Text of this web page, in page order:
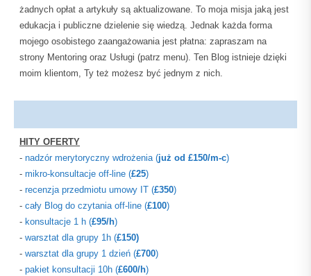
żadnych opłat a artykuły są aktualizowane. To moja misja jaką jest
edukacja i publiczne dzielenie się wiedzą. Jednak każda forma
mojego osobistego zaangażowania jest płatna: zapraszam na
strony Mentoring oraz Usługi (patrz menu). Ten Blog istnieje dzięki
moim klientom, Ty też możesz być jednym z nich.
HITY OFERTY
- nadzór merytoryczny wdrożenia (już od £150/m-c)
- mikro-konsultacje off-line (£25)
- recenzja przedmiotu umowy IT (£350)
- cały Blog do czytania off-line (£100)
- konsultacje 1 h (£95/h)
- warsztat dla grupy 1h (£150)
- warsztat dla grupy 1 dzień (£700)
- pakiet konsultacji 10h (£600/h)